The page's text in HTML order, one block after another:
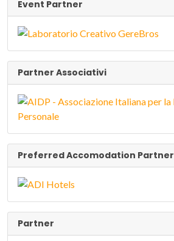
Event Partner
Partner Associativi
Preferred Accomodation Partner
Partner